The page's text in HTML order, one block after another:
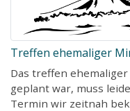
Treffen ehemaliger
Das treffen
geplant war, muss
Termin wir zeitnah